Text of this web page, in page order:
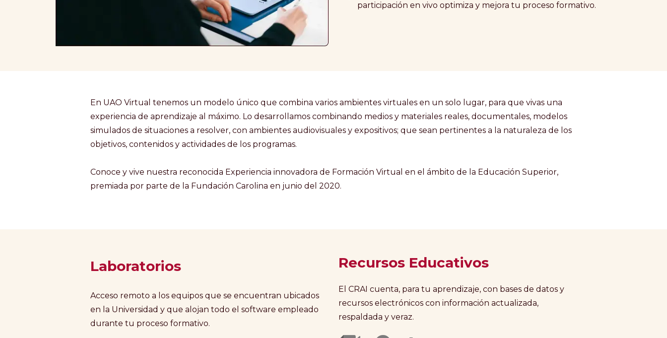
participación en vivo optimiza y mejora tu proceso formativo.
En UAO Virtual tenemos un modelo único que combina varios ambientes virtuales en un solo lugar, para que vivas una
experiencia de aprendizaje al máximo. Lo desarrollamos combinando medios y materiales reales, documentales, modelos
simulados de situaciones a resolver, con ambientes audiovisuales y expositivos; que sean pertinentes a la naturaleza de los
objetivos, contenidos y actividades de los programas.
Conoce y vive nuestra reconocida Experiencia innovadora de Formación Virtual en el ámbito de la Educación Superior,
premiada por parte de la Fundación Carolina en junio del 2020.
Laboratorios
Acceso remoto a los equipos que se encuentran ubicados
en la Universidad y que alojan todo el software empleado
durante tu proceso formativo.
Recursos Educativos
El CRAI cuenta, para tu aprendizaje, con bases de datos y
recursos electrónicos con información actualizada,
respaldada y veraz.